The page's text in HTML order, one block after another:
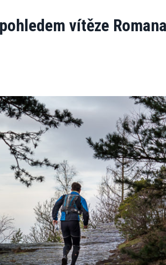
vítěze Romana